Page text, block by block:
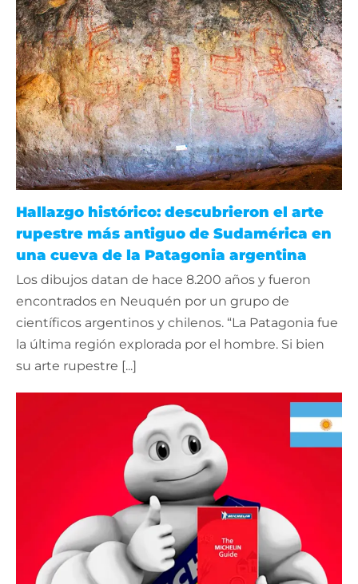
Hallazgo histórico: descubrieron el arte
rupestre más antiguo de Sudamérica en
una cueva de la Patagonia argentina
Los dibujos datan de hace 8.200 años y fueron
encontrados en Neuquén por un grupo de
científicos argentinos y chilenos. “La Patagonia fue
la última región explorada por el hombre. Si bien
su arte rupestre [...]